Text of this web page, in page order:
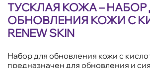
ТУСКЛАЯ КОЖА – НАБОР
ОБНОВЛЕНИЯ КОЖИ С
RENEW SKIN
Набор для обновления кожи с
предназначен для обновления и